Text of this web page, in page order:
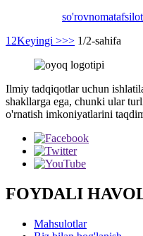
so'rovnomatafsilot
1 2Keyingi >>> 1/2-sahifa
Ilmiy tadqiqotlar uchun
shakllarga ega, chunki ular
o'rnatish imkoniyatlarini
FOYDALI
Mahsulotlar